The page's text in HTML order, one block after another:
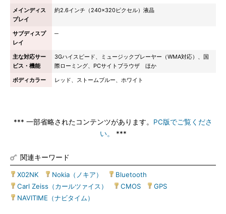
メインディス
プレイ
約2.6インチ（240×320ピクセル）液晶
サブディスプ
レイ
─
主な対応サー
ビス・機能
3Gハイスピード、ミュージックプレーヤー（WMA対応）、国
際ローミング、PCサイトブラウザ ほか
ボディカラー
レッド、ストームブルー、ホワイト
*** 一部省略されたコンテンツがあります。 PC版でご覧くださ
い。
***
関連キーワード
X02NK Nokia（ノキア） Bluetooth
Carl Zeiss（カールツァイス）
CMOS GPS
NAVITIME（ナビタイム）